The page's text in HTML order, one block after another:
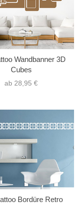
Wandbanner 3D
Cubes
ab 28,95 €
Bordüre Retro